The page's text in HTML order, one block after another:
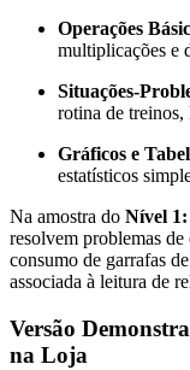
Operações
multiplicações e
Situações-
rotina de treinos,
Gráficos e
estatísticos
Na amostra do Nível
resolvem problemas de
consumo de garrafas
associada à leitura de
Versão
na Loja